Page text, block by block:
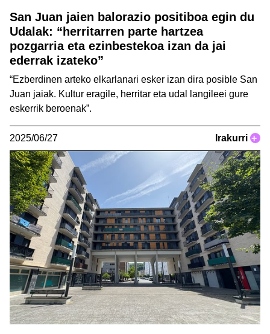
San Juan jaien balorazio positiboa egin du
Udalak: “herritarren parte hartzea
pozgarria eta ezinbestekoa izan da jai
ederrak izateko”
“Ezberdinen arteko elkarlanari esker izan dira posible San
Juan jaiak. Kultur eragile, herritar eta udal langileei gure
eskerrik beroenak”.
2025/06/27 Irakurri +